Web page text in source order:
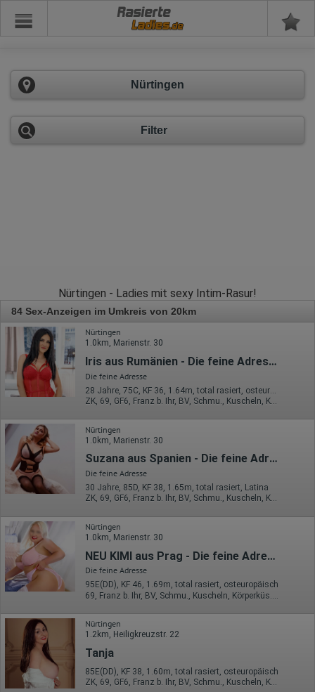
Rasierte
Nürtingen
Filter
Nürtingen - Ladies mit sexy Intim-Rasur!
84 Sex-Anzeigen im Umkreis von 20km
Nürtingen
1.0km, Marienstr. 30
Iris aus Rumänien - Die feine Adresse
Die feine Adresse
28 Jahre, 75C, KF 36, 1.64m, total rasiert, osteuropäisch
ZK, 69, GF6, Franz b. Ihr, BV, Schmu., Kuscheln, Körperküs.
Nürtingen
1.0km, Marienstr. 30
Suzana aus Spanien - Die feine Adresse
Die feine Adresse
30 Jahre, 85D, KF 38, 1.65m, total rasiert, Latina
ZK, 69, GF6, Franz b. Ihr, BV, Schmu., Kuscheln, Körperküs.
Nürtingen
1.0km, Marienstr. 30
NEU KIMI aus Prag - Die feine Adresse
Die feine Adresse
95E(DD), KF 46, 1.69m, total rasiert, osteuropäisch
Nürtingen
1.2km, Heiligkreuzstr. 22
Tanja
85E(DD), KF 38, 1.60m, total rasiert, osteuropäisch
ZK, 69, GF6, Franz b. Ihr, BV, Schmu., Kuscheln, Körperküs.